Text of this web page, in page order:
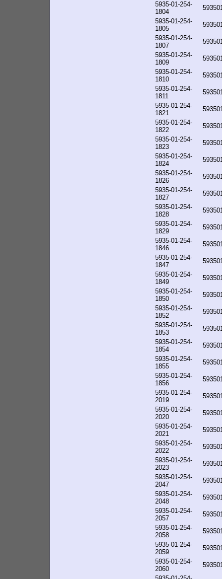
5935-01-254-
1804
5935-01-254-
1805
5935-01-254-
1807
5935-01-254-
1809
5935-01-254-
1810
5935-01-254-
1811
5935-01-254-
1821
5935-01-254-
1822
5935-01-254-
1823
5935-01-254-
1824
5935-01-254-
1826
5935-01-254-
1827
5935-01-254-
1828
5935-01-254-
1829
5935-01-254-
1846
5935-01-254-
1847
5935-01-254-
1849
5935-01-254-
1850
5935-01-254-
1852
5935-01-254-
1853
5935-01-254-
1854
5935-01-254-
1855
5935-01-254-
1856
5935-01-254-
2019
5935-01-254-
2020
5935-01-254-
2021
5935-01-254-
2022
5935-01-254-
2023
5935-01-254-
2047
5935-01-254-
2048
5935-01-254-
2057
5935-01-254-
2058
5935-01-254-
2059
5935-01-254-
2060